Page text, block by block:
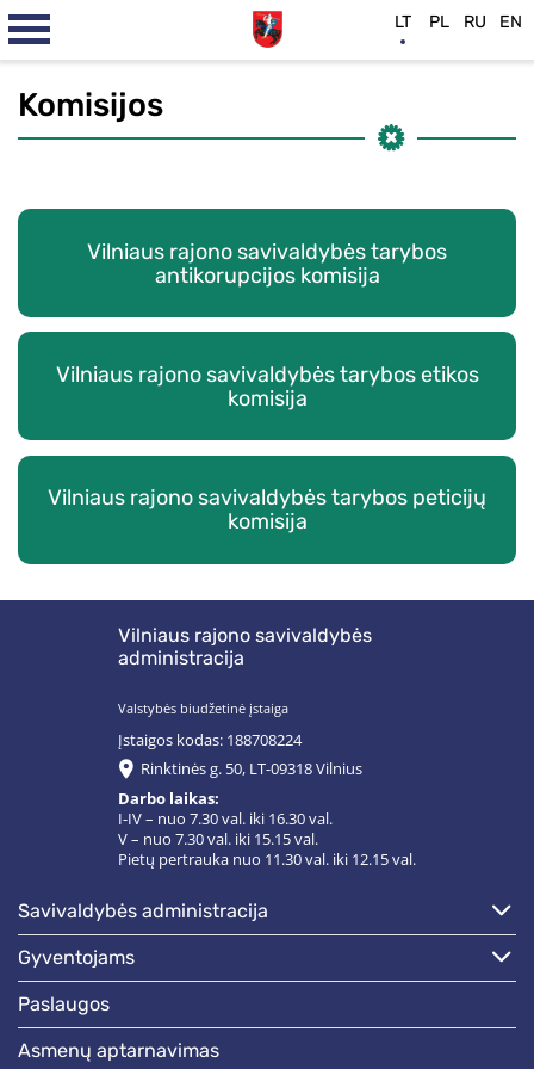
Komisijos
Vilniaus rajono savivaldybės tarybos
antikorupcijos komisija
Vilniaus rajono savivaldybės tarybos etikos
komisija
Vilniaus rajono savivaldybės tarybos peticijų
komisija
Vilniaus rajono savivaldybės
administracija
Valstybės biudžetinė įstaiga
Įstaigos kodas: 188708224
Rinktinės g. 50, LT-09318 Vilnius
Darbo laikas:
I-IV – nuo 7.30 val. iki 16.30 val.
V – nuo 7.30 val. iki 15.15 val.
Pietų pertrauka nuo 11.30 val. iki 12.15 val.
savivaldybės administracija
gyventojams
paslaugos
asmenų aptarnavimas
LT PL RU EN